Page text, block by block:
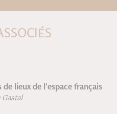
le XVIIIe siècle,